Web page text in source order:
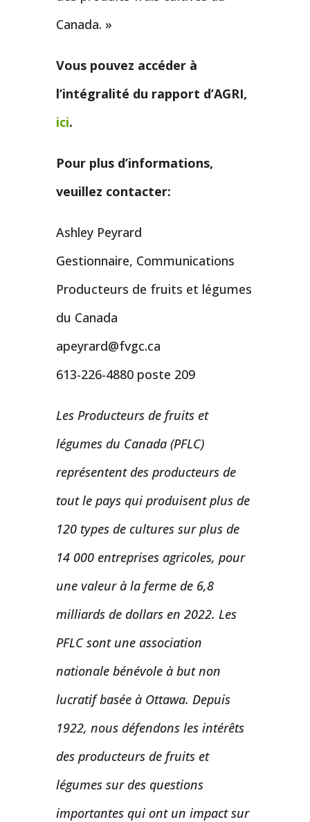
Canada. »
Vous pouvez accéder à
l’intégralité du rapport d’AGRI,
ici.
Pour plus d’informations,
veuillez contacter:
Ashley Peyrard
Gestionnaire, Communications
Producteurs de fruits et légumes
du Canada
apeyrard@fvgc.ca
613-226-4880 poste 209
Les Producteurs de fruits et
légumes du Canada (PFLC)
représentent des producteurs de
tout le pays qui produisent plus de
120 types de cultures sur plus de
14 000 entreprises agricoles, pour
une valeur à la ferme de 6,8
milliards de dollars en 2022. Les
PFLC sont une association
nationale bénévole à but non
lucratif basée à Ottawa. Depuis
1922, nous défendons les intérêts
des producteurs de fruits et
légumes sur des questions
importantes qui ont un impact sur